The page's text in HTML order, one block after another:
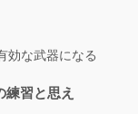
効な武器になる
習と思え